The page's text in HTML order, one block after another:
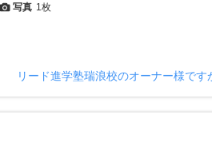
写真 1枚
リード進学塾瑞浪校のオーナー様です